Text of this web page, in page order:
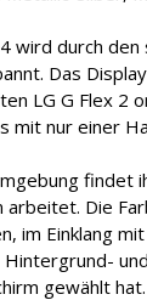
wird durch
Das
LG G Flex 2
mit nur einer
findet
arbeitet. Die
im Einklang
gewählt hat.